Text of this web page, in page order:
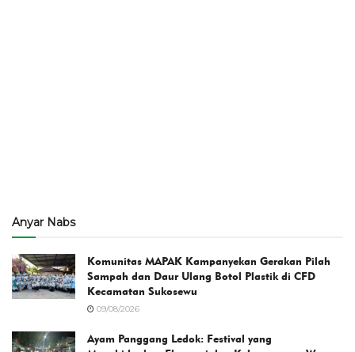
Anyar Nabs
Komunitas MAPAK Kampanyekan Gerakan Pilah
Sampah dan Daur Ulang Botol Plastik di CFD
Kecamatan Sukosewu
09/08/2026
Ayam Panggang Ledok: Festival yang